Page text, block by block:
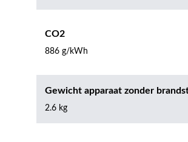
CO2
886 g/kWh
Gewicht apparaat zonder
2.6 kg